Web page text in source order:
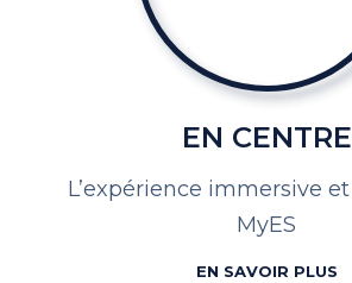
EN CENTRE
L’expérience immersive et
MyES
EN SAVOIR PLUS